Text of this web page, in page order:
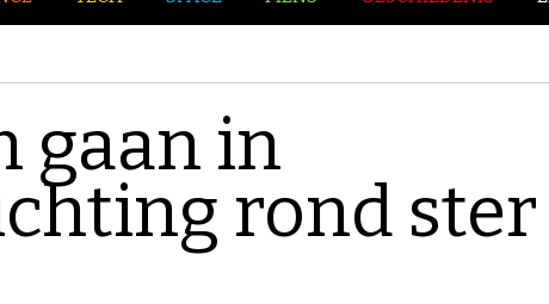
gaan in
rond ster